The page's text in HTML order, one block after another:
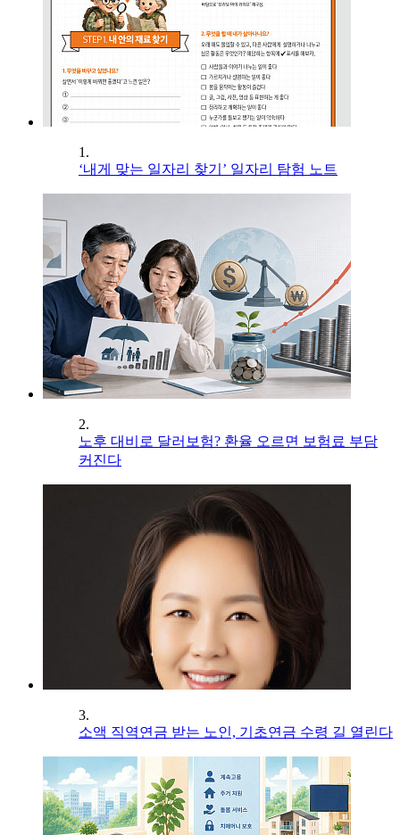
1.
‘내게 맞는 일자리 찾기’ 일자리 탐험 노트
2.
노후 대비로 달러보험? 환율 오르면 보험료 부담
커진다
3.
소액 직역연금 받는 노인, 기초연금 수령 길 열린다